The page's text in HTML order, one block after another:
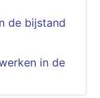
de bijstand
in de